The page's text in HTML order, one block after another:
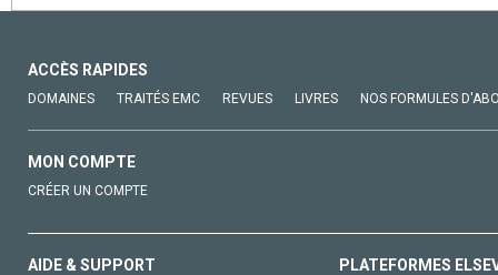
ACCÈS RAPIDES
DOMAINES TRAITÉS EMC REVUES LIVRES NOS FORMULES
MON COMPTE
CRÉER UN COMPTE
AIDE & SUPPORT PLATEFORMES